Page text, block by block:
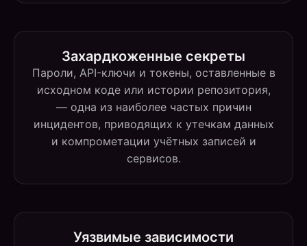
Захардкоженные секреты
Пароли, API-ключи и токены, оставленные в
исходном коде или истории репозитория,
— одна из наиболее частых причин
инцидентов, приводящих к утечкам данных
и компрометации учётных записей и
сервисов.
Уязвимые зависимости